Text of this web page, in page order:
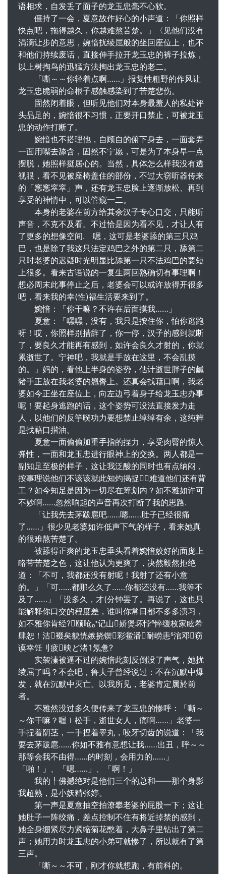
语相求，自发丢了面子的龙玉忠毫不心软。
僵持了一会，夏意故作好心的小声道：「你照样
快点吧，拖得越久，你越难熬苦楚。」〈见他们没有
涓滴让步的意思，婉愔扰绫屈般的坐回座位上，也不
和他们持续废话，直接伸手拉开龙玉忠的裤子拉炼，
以上树掏鸟的迅猛方法掏出龙玉忠的老二。
「嘶～～你轻着点啊……」报复性粗野的作风让
龙玉忠脆弱的命根子感触感染到了苦楚悲伤。
固然闭着眼，但听见他们对本身最羞人的私处评
头品足的，婉愔很不习惯，正要开口禁止，可被龙玉
忠的动作打断了。
婉愔也不搭理他，自顾自的俯下身去，一面套弄
一面用嘴去舔含，固然不宁愿，可是为了本身早一点
摆脱，她照样挺居心的。当然，具体怎么样我没有透
视眼，看不见被座椅盖住的部份，不过大窃听器传来
的「窸窸窣窣」声，还有龙玉忠脸上逐渐放松、再到
享受的神情中，可以管窥一二。
本身的老婆在前方给其余汉子专心口交，只能听
声音，不克不及看。不过恰是因为看不见，才让人有
了更多的想像空间. 嗯，这可是老婆舔的第三只鸡
巴，也是除了我这只法定鸡巴之外的第二只，舔第二
只时老婆的迟疑时光明显比舔第一只不法鸡巴的要短
上很多。看来古语说的一复生两回熟确切有事理啊！
想必周末此事停止之后，老婆会可以或许放得开很多
吧，看来我的幸(性)福生活要来到了。
婉愔：「你干嘛？不许在后面摸我……」
夏意：「嘿嘿，没有，我只是按住你，怕你逃跑
呀！哎，你照样别措辞了，你一停，汉子的感到就断
了，要良久才能再有感到，如许会良久才射的，你就
累逝世了。宁神吧，我就是手放在这里，不会乱摸
的。」妈的，看他上半身的姿势，估计逝世胖子的鹹
猪手正放在我老婆的翘臀上。还真会找藉口啊，我老
婆如今正坐在座位上，向左边弓着身子给龙玉忠办事
呢！要起身逃跑的话，这个姿势可没法直接发力走
人，以他们的反竽暌功力要想禁止绰绰有余，这纯粹
是找藉口揩油。
夏意一面偷偷加重手指的捏力，享受肉臀的惊人
弹性，一面和龙玉忠进行眼神上的交换。两人都是一
副知足至极的样子，这让我泛酸的同时也有点纳闷，
按事理说他们不该该就此知灼揭捉？难道他们还有背
工？如今知足是因为一切尽在筹划内？如不雅如许可
不妙啊……忽然响起的声音再次打断了我的思路.
「让我先去茅跋扈吧……嗯……肚子已经很痛
了……」很少见老婆如许低声下气的样子，看来她真
的很难熬苦楚了。
被舔得正爽的龙玉忠垂头看着婉愔姣好的面庞上
略带苦楚之色，这让他认为更爽了，决然毅然拒绝
道：「不可，我都还没有射呢！我射了还有小意
的。」「可……都那么久了……你都还没有……我等不
及了……」「没多久，才(分钟罢了。再说了，这也只
能解释你口交的程度差，谁叫你常日都不多多演习，
如不雅你肯经?颐呛记山娇煲坏悖悴缓枚家眩希
肆恕！沽裰矣貌恍嫉挠锲彩鲎潘耐崂恚涫邓窃
谟幸饪刂疲映ど渚氖惫?
实袈溱被逼不过的婉愔此刻反倒没了声气，她扰
绫屈了吗？不会吧，鲁夫子曾经说过：不在沉默中爆
发，就在沉默中灭亡。以我所见，老婆肯定属於前
者。
不雅然没过多久便传来了龙玉忠的惨呼：「嘶～
～你干嘛？喔ｌ松手，逝世女人，痛啊……」老婆一
手捏着阴茎，一手捏着睾丸，咬牙切齿的说道：「我
要去茅跋扈……你如不雅有意想让我……出丑，呼～～
那等会我不由得……的时刻，会用力的……」
「啪！」、「嗯……」、「啊！」
我的┞佛撼绝对是他们三个的总和——那个身影
我超熟，是小妖精张婷。
第一声是夏意抽空拍潦攀老婆的屁股一下；这让
她肚子一阵绞痛，差点控制不住有将近掉禁的感到，
她全身绷紧尽力紧缩菊花憋着，大鼻子里钻出了第二
声；她用力时龙玉忠的小弟可就惨了，所以就有了第
三声。
「嘶～～不可，刚才你就想跑，有前科的。